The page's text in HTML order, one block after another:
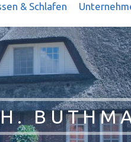
& Schlafen